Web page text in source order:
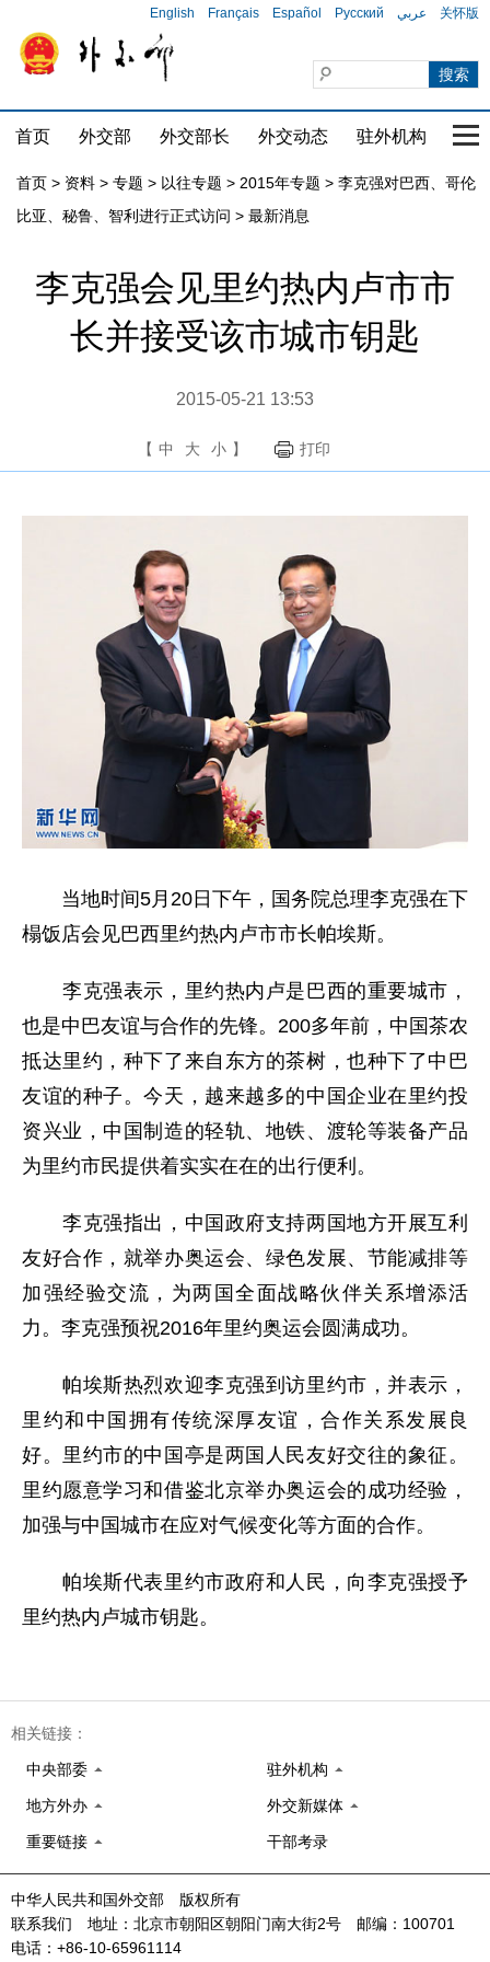
English Français Español Русский عربي 关怀版
首页 外交部 外交部长 外交动态 驻外机构 国
首页 > 资料 > 专题 > 以往专题 > 2015年专题 > 李克强对巴西、哥伦
比亚、秘鲁、智利进行正式访问 > 最新消息
李克强会见里约热内卢市市
长并接受该市城市钥匙
2015-05-21 13:53
【 中 大 小 】 打印
当地时间5月20日下午，国务院总理李克强在下
榻饭店会见巴西里约热内卢市市长帕埃斯。
李克强表示，里约热内卢是巴西的重要城市，
也是中巴友谊与合作的先锋。200多年前，中国茶农
抵达里约，种下了来自东方的茶树，也种下了中巴
友谊的种子。今天，越来越多的中国企业在里约投
资兴业，中国制造的轻轨、地铁、渡轮等装备产品
为里约市民提供着实实在在的出行便利。
李克强指出，中国政府支持两国地方开展互利
友好合作，就举办奥运会、绿色发展、节能减排等
加强经验交流，为两国全面战略伙伴关系增添活
力。李克强预祝2016年里约奥运会圆满成功。
帕埃斯热烈欢迎李克强到访里约市，并表示，
里约和中国拥有传统深厚友谊，合作关系发展良
好。里约市的中国亭是两国人民友好交往的象征。
里约愿意学习和借鉴北京举办奥运会的成功经验，
加强与中国城市在应对气候变化等方面的合作。
帕埃斯代表里约市政府和人民，向李克强授予
里约热内卢城市钥匙。
相关链接：
中央部委 驻外机构
地方外办 外交新媒体
重要链接 干部考录
中华人民共和国外交部 版权所有
联系我们 地址：北京市朝阳区朝阳门南大街2号 邮编：100701
电话：+86-10-65961114